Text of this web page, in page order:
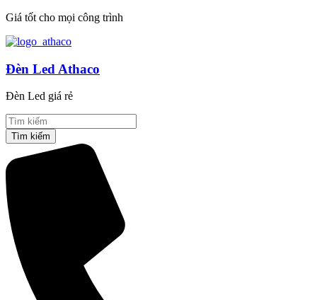
Giá tốt cho mọi công trình
Đèn Led Athaco
Đèn Led giá rẻ